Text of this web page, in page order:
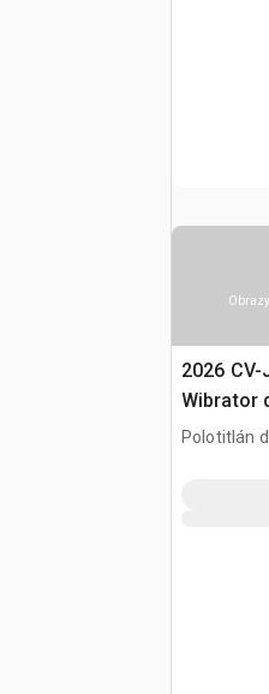
2026
Wibrator
Polotitlán